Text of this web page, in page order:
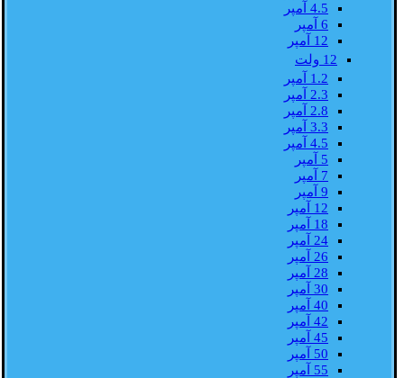
4.5 آمپر
6 آمپر
12 آمپر
12 ولت
1.2 آمپر
2.3 آمپر
2.8 آمپر
3.3 آمپر
4.5 آمپر
5 آمپر
7 آمپر
9 آمپر
12 آمپر
18 آمپر
24 آمپر
26 آمپر
28 آمپر
30 آمپر
40 آمپر
42 آمپر
45 آمپر
50 آمپر
55 آمپر